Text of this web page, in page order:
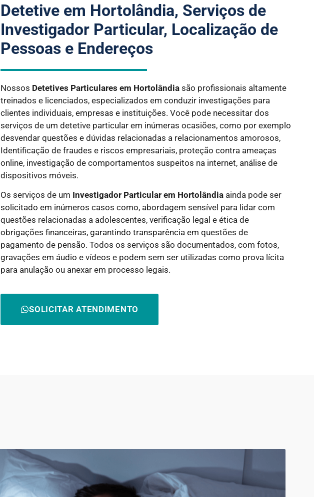
Detetive em Hortolândia, Serviços de
Investigador Particular, Localização de
Pessoas e Endereços
Nossos Detetives Particulares em Hortolândia são profissionais altamente
treinados e licenciados, especializados em conduzir investigações para
clientes individuais, empresas e instituições. Você pode necessitar dos
serviços de um detetive particular em inúmeras ocasiões, como por exemplo
desvendar questões e dúvidas relacionadas a relacionamentos amorosos,
Identificação de fraudes e riscos empresariais, proteção contra ameaças
online, investigação de comportamentos suspeitos na internet, análise de
dispositivos móveis.
Os serviços de um Investigador Particular em Hortolândia ainda pode ser
solicitado em inúmeros casos como, abordagem sensível para lidar com
questões relacionadas a adolescentes, verificação legal e ética de
obrigações financeiras, garantindo transparência em questões de
pagamento de pensão. Todos os serviços são documentados, com fotos,
gravações em áudio e vídeos e podem sem ser utilizadas como prova lícita
para anulação ou anexar em processo legais.
SOLICITAR ATENDIMENTO